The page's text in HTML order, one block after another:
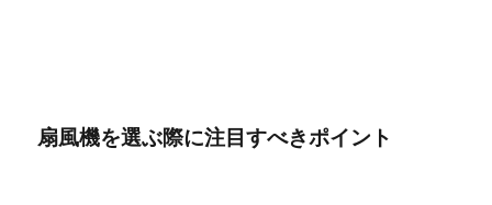
扇風機を選ぶ際に注目すべきポイント